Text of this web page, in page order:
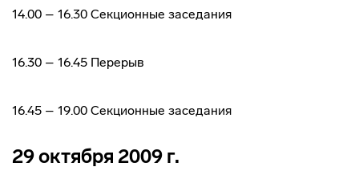
14.00 – 16.30 Секционные заседания
16.30 – 16.45 Перерыв
16.45 – 19.00 Секционные заседания
29 октября 2009 г.